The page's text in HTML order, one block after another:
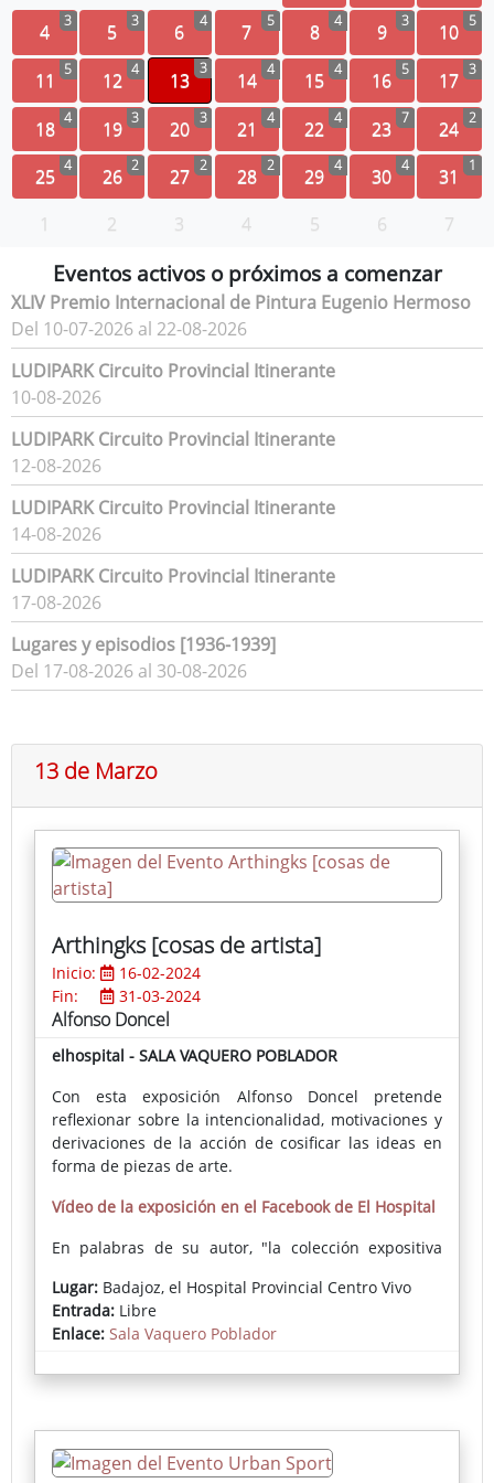
4 3 5 3 6 4 7 5 8 4 9 3 10 5
11 5 12 4 13
3
14 4 15 4 16 5 17 3
18 4 19 3 20 3 21 4 22 4 23 7 24 2
25 4 26 2 27 2 28 2 29 4 30 4 31 1
1 2 3 4 5 6 7
Eventos activos o próximos a comenzar
XLIV Premio Internacional de Pintura Eugenio Hermoso
Del 10-07-2026 al 22-08-2026
LUDIPARK Circuito Provincial Itinerante
10-08-2026
LUDIPARK Circuito Provincial Itinerante
12-08-2026
LUDIPARK Circuito Provincial Itinerante
14-08-2026
LUDIPARK Circuito Provincial Itinerante
17-08-2026
Lugares y episodios [1936-1939]
Del 17-08-2026 al 30-08-2026
13 de Marzo
Arthingks [cosas de artista]
Inicio:
16-02-2024
Fin:
31-03-2024
Alfonso Doncel
elhospital - SALA VAQUERO POBLADOR
Con esta exposición Alfonso Doncel pretende
reflexionar sobre la intencionalidad, motivaciones y
derivaciones de la acción de cosificar las ideas en
forma de piezas de arte.
Vídeo de la exposición en el Facebook de El Hospital
En palabras de su autor, "la colección expositiva
del artista como realizador de obras plásticas. [...]
Pretendo explorar de forma genérica, bajo la
denominación ARTHINGKS [cosas de artista], las
comunicativas del quehacer del artista (del mío y
expresamos planteamientos, ideas y emociones, o
sea, una determinada visión del mundo, que ocurre
Lugar: Badajoz, el Hospital Provincial Centro Vivo
Entrada: Libre
Enlace: Sala Vaquero Poblador